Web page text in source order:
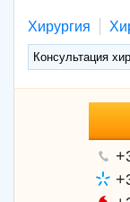
Хирургия
Консультация